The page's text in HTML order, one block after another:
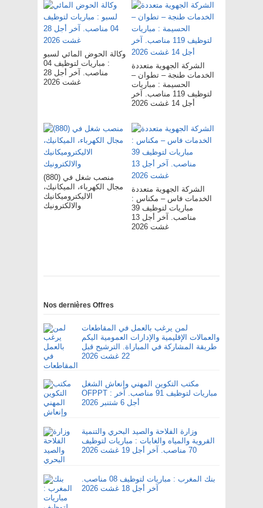
وكالة الحوض المائي لسبو
: مباريات لتوظيف 04
مناصب. آخر أجل 28
غشت 2026
الشركة الجهوية متعددة
الخدمات طنجة – تطوان –
الحسيمة : مباريات
لتوظيف 119 مناصب. آخر
أجل 14 غشت 2026
(880) منصب شغل في
مجال الكهرباء، الميكانيك،
الاليكتروميكانيك
والالكترونيك
الشركة الجهوية متعددة
الخدمات فاس – مکناس :
مباريات لتوظيف 39
مناصب. آخر أجل 13
غشت 2026
Nos dernières Offres
لمن يرغب بالعمل في المقاطعات
والعمالات الإقليمية والإدارات العمومية اليكم
طريقة المشاركة في المباراة. الترشيح قبل
22 غشت 2026
مكتب التكوين المهني وإنعاش الشغل
OFPPT : مباريات لتوظيف 91 مناصب. آخر
أجل 6 شتنبر 2026
وزارة الفلاحة والصيد البحري والتنمية
القروية والمياه والغابات : مباريات لتوظيف
70 مناصب. آخر أجل 19 غشت 2026
بنك المغرب : مباريات لتوظيف 08 مناصب.
آخر أجل 18 غشت 2026